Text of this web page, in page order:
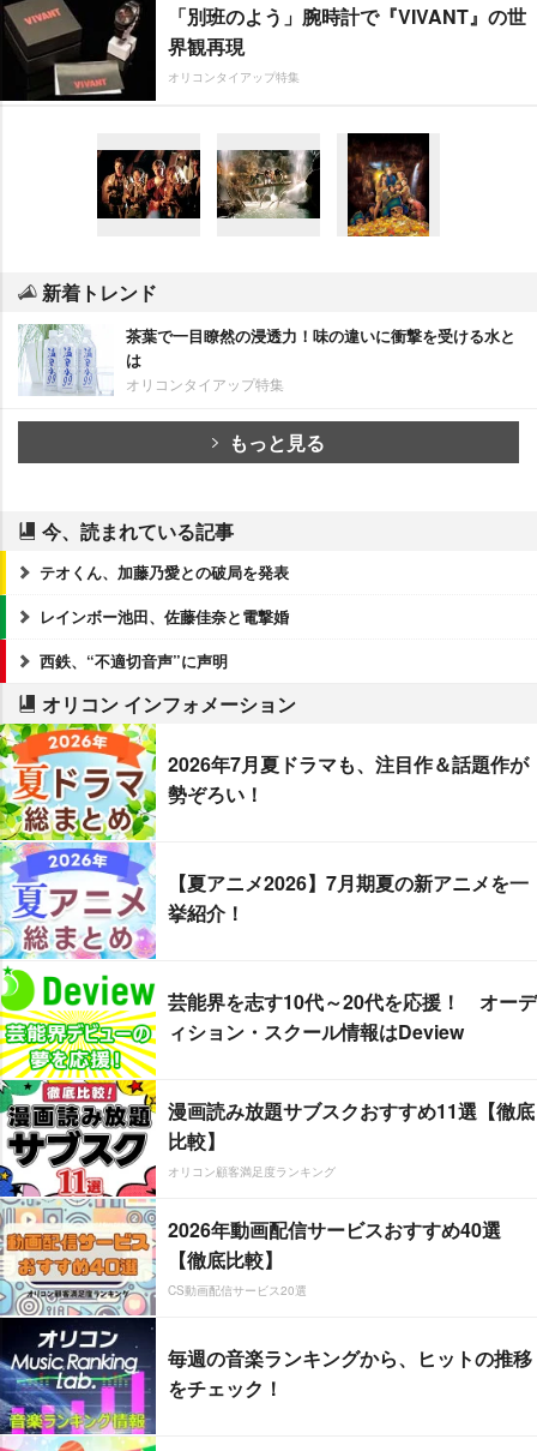
「別班のよう」腕時計で『VIVANT』の世
界観再現
オリコンタイアップ特集
新着トレンド
茶葉で一目瞭然の浸透力！味の違いに衝撃を受ける水と
は
オリコンタイアップ特集
もっと見る
今、読まれている記事
テオくん、加藤乃愛との破局を発表
レインボー池田、佐藤佳奈と電撃婚
西鉄、“不適切音声”に声明
オリコン インフォメーション
2026年7月夏ドラマも、注目作＆話題作が
勢ぞろい！
【夏アニメ2026】7月期夏の新アニメを一
挙紹介！
芸能界を志す10代～20代を応援！ オーデ
ィション・スクール情報はDeview
漫画読み放題サブスクおすすめ11選【徹底
比較】
オリコン顧客満足度ランキング
2026年動画配信サービスおすすめ40選
【徹底比較】
CS動画配信サービス20選
毎週の音楽ランキングから、ヒットの推移
をチェック！